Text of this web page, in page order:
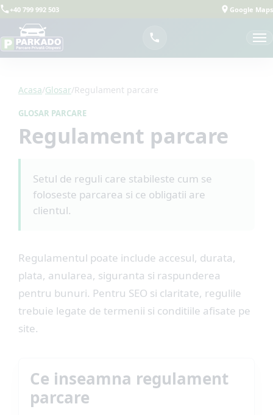
+40 799 992 503 Google Maps
Acasa/Glosar/Regulament parcare
GLOSAR PARCARE
Regulament parcare
Setul de reguli care stabileste cum se
foloseste parcarea si ce obligatii are
clientul.
Regulamentul poate include accesul, durata,
plata, anularea, siguranta si raspunderea
pentru bunuri. Pentru SEO si claritate, regulile
trebuie legate de termenii si conditiile afisate pe
site.
Ce inseamna regulament
parcare